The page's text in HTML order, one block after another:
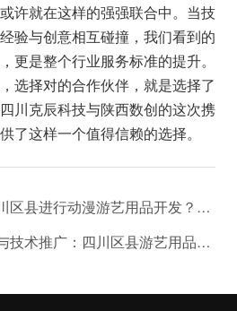
许就在这样的强强联合中。当技
验与创意相互碰撞，我们看到的
更是整个行业服务标准的提升。
选择对的合作伙伴，就是选择了
川克辰科技与陕西数创的这次携
了这样一个值得信赖的选择。
如何在四川区县进行动漫游艺用品开发？技术咨询与推广指南
技术开发与技术推广：四川区县游艺用品市场的新机遇在哪里？